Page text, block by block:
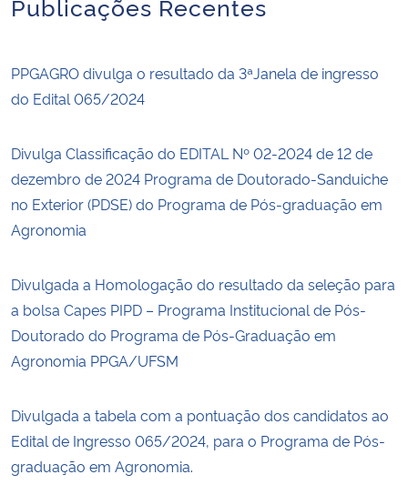
PPGAGRO divulga o resultado da 3ªJanela de ingresso
do Edital 065/2024
Divulga Classificação do EDITAL Nº 02-2024 de 12 de
dezembro de 2024 Programa de Doutorado-Sanduiche
no Exterior (PDSE) do Programa de Pós-graduação em
Agronomia
Divulgada a Homologação do resultado da seleção para
a bolsa Capes PIPD – Programa Institucional de Pós-
Doutorado do Programa de Pós-Graduação em
Agronomia PPGA/UFSM
Divulgada a tabela com a pontuação dos candidatos ao
Edital de Ingresso 065/2024, para o Programa de Pós-
graduação em Agronomia.